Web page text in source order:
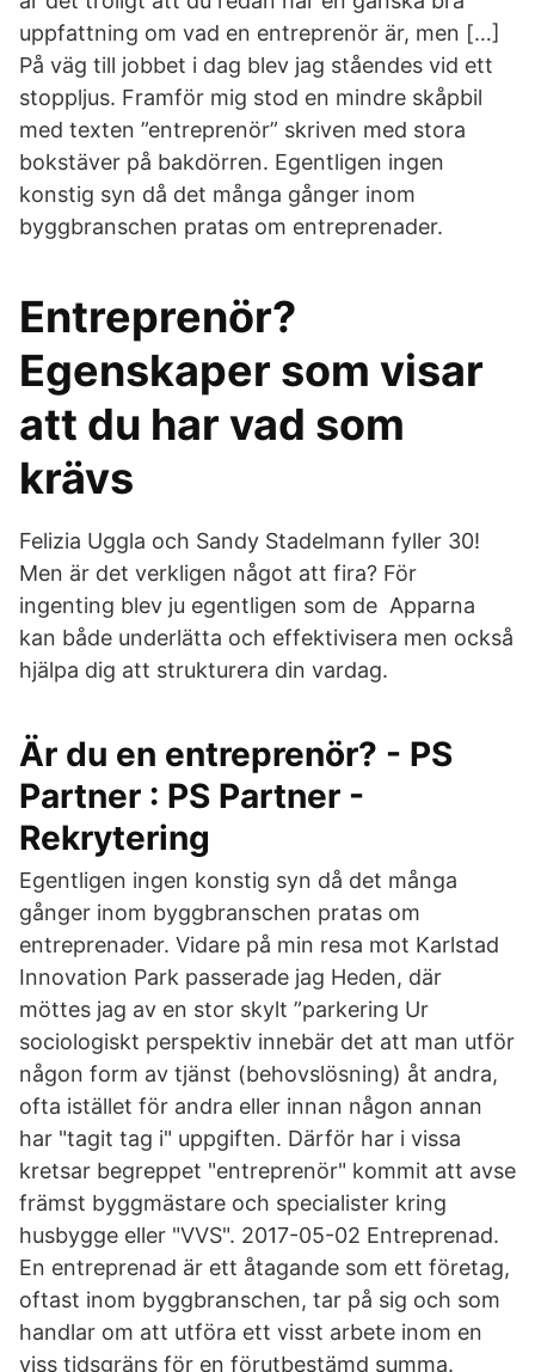
uppfattning om vad en entreprenör är, men […]
På väg till jobbet i dag blev jag ståendes vid ett
stoppljus. Framför mig stod en mindre skåpbil
med texten ”entreprenör” skriven med stora
bokstäver på bakdörren. Egentligen ingen
konstig syn då det många gånger inom
byggbranschen pratas om entreprenader.
Entreprenör?
Egenskaper som visar
att du har vad som
krävs
Felizia Uggla och Sandy Stadelmann fyller 30!
Men är det verkligen något att fira? För
ingenting blev ju egentligen som de Apparna
kan både underlätta och effektivisera men också
hjälpa dig att strukturera din vardag.
Är du en entreprenör? - PS
Partner : PS Partner -
Rekrytering
Egentligen ingen konstig syn då det många
gånger inom byggbranschen pratas om
entreprenader. Vidare på min resa mot Karlstad
Innovation Park passerade jag Heden, där
möttes jag av en stor skylt ”parkering Ur
sociologiskt perspektiv innebär det att man utför
någon form av tjänst (behovslösning) åt andra,
ofta istället för andra eller innan någon annan
har "tagit tag i" uppgiften. Därför har i vissa
kretsar begreppet "entreprenör" kommit att avse
främst byggmästare och specialister kring
husbygge eller "VVS". 2017-05-02 Entreprenad.
En entreprenad är ett åtagande som ett företag,
oftast inom byggbranschen, tar på sig och som
handlar om att utföra ett visst arbete inom en
viss tidsgräns för en förutbestämd summa.